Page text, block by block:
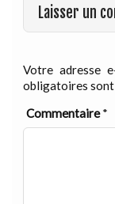
Laisser un
Votre adresse
obligatoires sont
Commentaire*